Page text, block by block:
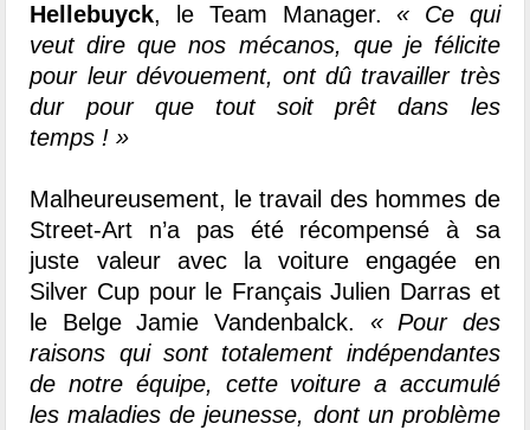
Hellebuyck, le Team Manager.« Ce qui
veut dire que nos mécanos, que je félicite
pour leur dévouement, ont dû travailler très
dur pour que tout soit prêt dans les
temps ! »
Malheureusement, le travail des hommes de
Street-Art n’a pas été récompensé à sa
juste valeur avec la voiture engagée en
Silver Cup pour le Français Julien Darras et
le Belge Jamie Vandenbalck. « Pour des
raisons qui sont totalement indépendantes
de notre équipe, cette voiture a accumulé
les maladies de jeunesse, dont un problème